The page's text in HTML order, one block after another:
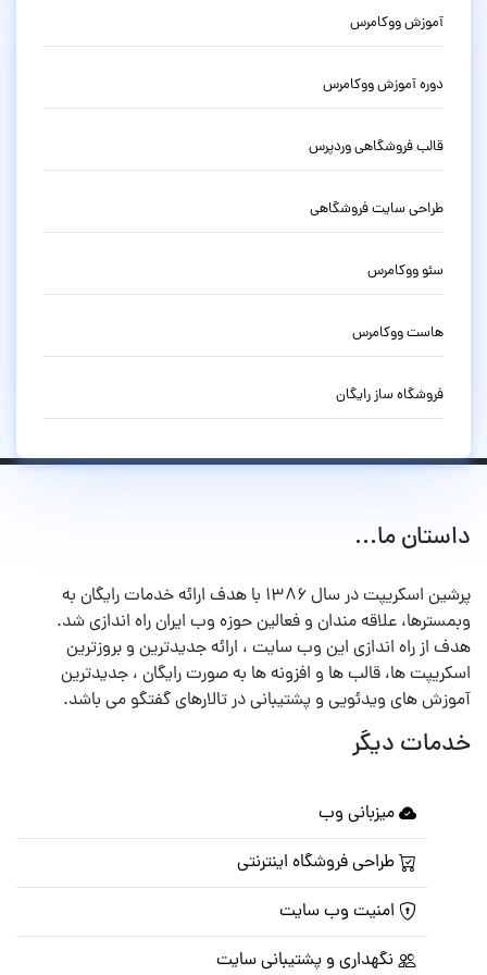
آموزش ووکامرس
دوره آموزش ووکامرس
قالب فروشگاهی وردپرس
طراحی سایت فروشگاهی
سئو ووکامرس
هاست ووکامرس
فروشگاه ساز رایگان
داستان ما...
پرشین اسکریپت در سال ۱۳۸۶ با هدف ارائه خدمات رایگان به
وبمسترها، علاقه مندان و فعالین حوزه وب ایران راه اندازی شد.
هدف از راه اندازی این وب سایت ، ارائه جدیدترین و بروزترین
اسکریپت ها، قالب ها و افزونه ها به صورت رایگان ، جدیدترین
آموزش های ویدئویی و پشتیبانی در تالارهای گفتگو می باشد.
خدمات دیگر
میزبانی وب
طراحی فروشگاه اینترنتی
امنیت وب سایت
نگهداری و پشتیبانی سایت